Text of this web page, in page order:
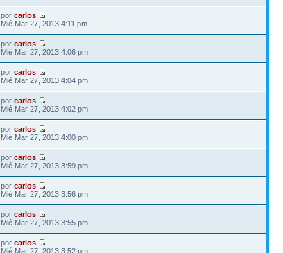
porcarlos
Mié Mar 27, 2013 4:11 pm
porcarlos
Mié Mar 27, 2013 4:06 pm
porcarlos
Mié Mar 27, 2013 4:04 pm
porcarlos
Mié Mar 27, 2013 4:02 pm
porcarlos
Mié Mar 27, 2013 4:00 pm
porcarlos
Mié Mar 27, 2013 3:59 pm
porcarlos
Mié Mar 27, 2013 3:56 pm
porcarlos
Mié Mar 27, 2013 3:55 pm
porcarlos
Mié Mar 27, 2013 3:52 pm